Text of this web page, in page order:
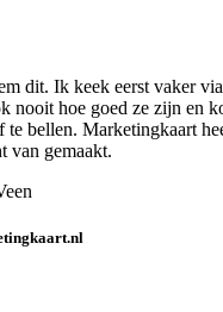
dit. Ik keek eerst vaker
nooit hoe goed ze zijn en
te bellen. Marketingkaart
van gemaakt.